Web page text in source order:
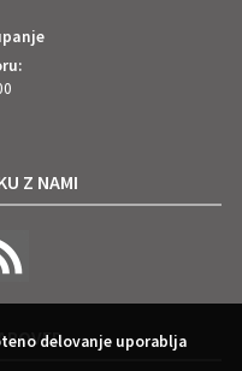
Z NAMI
delovanje uporablja